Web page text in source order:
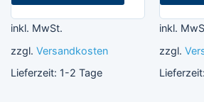
inkl. MwSt.
zzgl. Versandkosten
Lieferzeit: 1-2 Tage
inkl.
zzgl.
Lieferzeit: